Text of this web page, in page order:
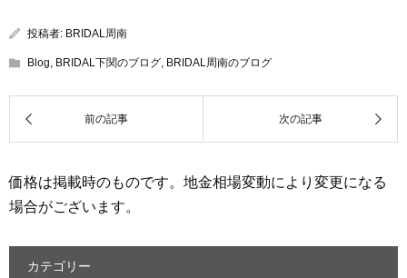
投稿者: BRIDAL周南
Blog, BRIDAL下関のブログ, BRIDAL周南のブログ
価格は掲載時のものです。地金相場変動により変更になる
場合がございます。
カテゴリー